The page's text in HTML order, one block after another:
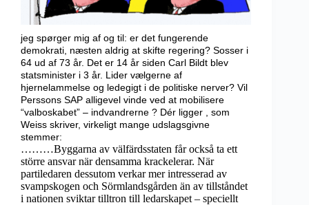
jeg spørger mig af og til: er det fungerende
demokrati, næsten aldrig at skifte regering? Sosser i
64 ud af 73 år. Det er 14 år siden Carl Bildt blev
statsminister i 3 år. Lider vælgerne af
hjernelammelse og ledegigt i de politiske nerver? Vil
Perssons SAP alligevel vinde ved at mobilisere
“valboskabet” – indvandrerne ? Dér ligger , som
Weiss skriver, virkeligt mange udslagsgivne
stemmer:
………Byggarna av välfärdsstaten får också ta ett
större ansvar när densamma krackelerar. När
partiledaren dessutom verkar mer intresserad av
svampskogen och Sörmlandsgården än av tillståndet
i nationen sviktar tilltron till ledarskapet – speciellt